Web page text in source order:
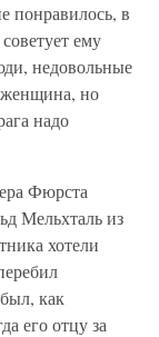
понравилось, в
ему
недовольные
женщина, но
надо
Фюрста
Мельхталь из
хотели
как
его отцу за